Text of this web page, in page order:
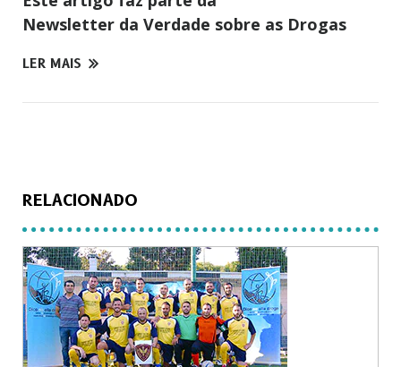
Newsletter da Verdade sobre as Drogas
LER MAIS
RELACIONADO